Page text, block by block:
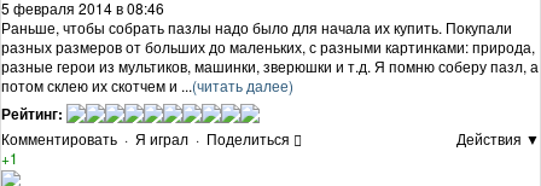
5 февраля 2014 в 08:46
Раньше, чтобы собрать пазлы надо было для начала их купить. Покупали
разных размеров от больших до маленьких, с разными картинками: природа,
разные герои из мультиков, машинки, зверюшки и т.д. Я помню соберу пазл, а
потом склею их скотчем и ...(читать далее)
Рейтинг:
Комментировать · Я играл · Поделиться
Действия ▼
+1